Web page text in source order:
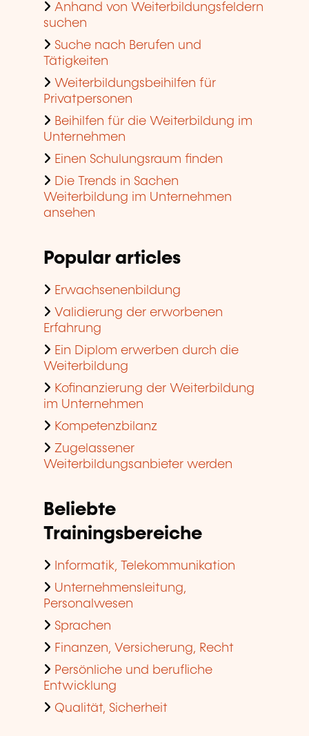
Anhand von Weiterbildungsfeldern
suchen
Suche nach Berufen und
Tätigkeiten
Weiterbildungsbeihilfen für
Privatpersonen
Beihilfen für die Weiterbildung im
Unternehmen
Einen Schulungsraum finden
Die Trends in Sachen
Weiterbildung im Unternehmen
ansehen
Popular articles
Erwachsenenbildung
Validierung der erworbenen
Erfahrung
Ein Diplom erwerben durch die
Weiterbildung
Kofinanzierung der Weiterbildung
im Unternehmen
Kompetenzbilanz
Zugelassener
Weiterbildungsanbieter werden
Beliebte
Trainingsbereiche
Informatik, Telekommunikation
Unternehmensleitung,
Personalwesen
Sprachen
Finanzen, Versicherung, Recht
Persönliche und berufliche
Entwicklung
Qualität, Sicherheit